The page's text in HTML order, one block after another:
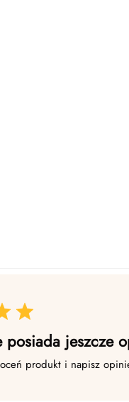
posiada jeszcze
produkt i napisz